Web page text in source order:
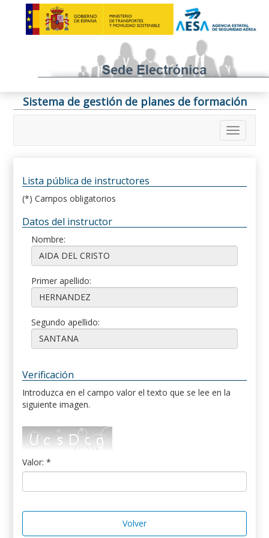
Sistema de gestión de planes de formación
Lista pública de instructores
(*) Campos obligatorios
Datos del instructor
Nombre:
Primer apellido:
Segundo apellido:
Verificación
Introduzca en el campo valor el texto que se lee en la
siguiente imagen.
Valor: *
Volver